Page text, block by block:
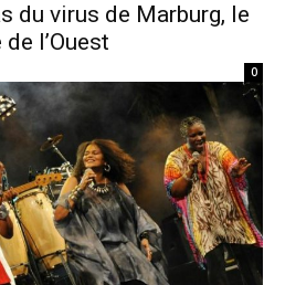
du virus de Marburg, le
l’Ouest
0